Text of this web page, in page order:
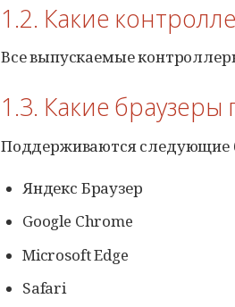
1.2. Какие
Все выпускаемые
1.3. Какие
Поддерживаются следующие
Яндекс Браузер
Google Chrome
Microsoft Edge
Safari